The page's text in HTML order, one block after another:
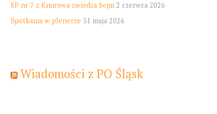
SP nr 7 z Knurowa zwiedza Sejm 2 czerwca 2026
Spotkania w plenerze 31 maja 2026
Wiadomości z PO Śląsk